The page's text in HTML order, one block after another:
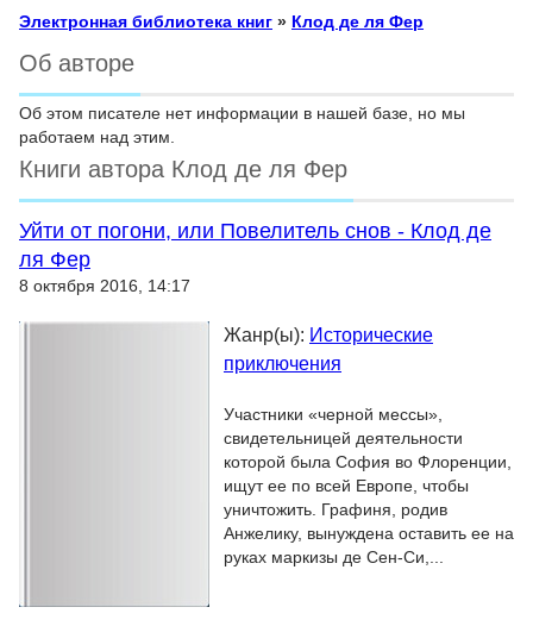
Электронная библиотека книг » Клод де ля Фер
Об авторе
Об этом писателе нет информации в нашей базе, но мы
работаем над этим.
Книги автора Клод де ля Фер
Уйти от погони, или Повелитель снов - Клод де
ля Фер
8 октября 2016, 14:17
Жанр(ы): Исторические
приключения
Участники «черной мессы»,
свидетельницей деятельности
которой была София во Флоренции,
ищут ее по всей Европе, чтобы
уничтожить. Графиня, родив
Анжелику, вынуждена оставить ее на
руках маркизы де Сен-Си,...